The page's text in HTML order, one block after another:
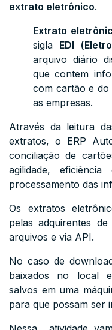
extrato eletrônico.
Extrato
sigla EDI (
arquivo diário
que contem
com cartão e do
as empresas.
Através da leitura
extratos, o ERP
conciliação de
agilidade,
processamento das
Os extratos
pelas adquirentes
arquivos e via API.
No caso de
baixados no local
salvos em uma
para que possam ser